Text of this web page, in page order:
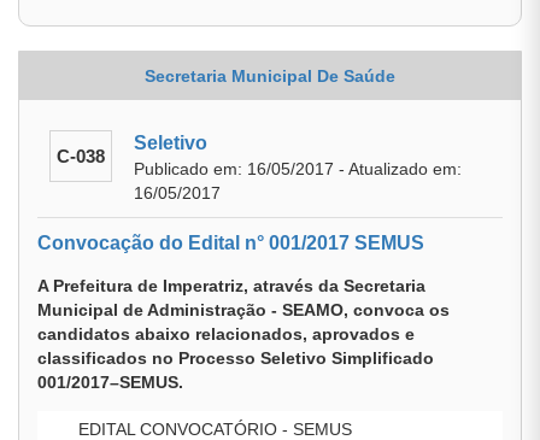
Secretaria Municipal De Saúde
C-038
Seletivo
Publicado em: 16/05/2017 - Atualizado em:
16/05/2017
Convocação do Edital n° 001/2017 SEMUS
A Prefeitura de Imperatriz, através da Secretaria
Municipal de Administração - SEAMO, convoca os
candidatos abaixo relacionados, aprovados e
classificados no Processo Seletivo Simplificado
001/2017–SEMUS.
EDITAL CONVOCATÓRIO - SEMUS